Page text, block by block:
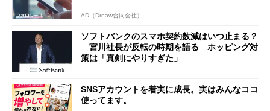
AD（Dreaw合同会社）
ソフトバンクのスマホ契約数減はいつ止まる？
宮川社長が反転の時期を語る ホッピング対
策は「真剣にやりすぎた」
SNSアカウントを着実に成長。実はみんなココ
使ってます。